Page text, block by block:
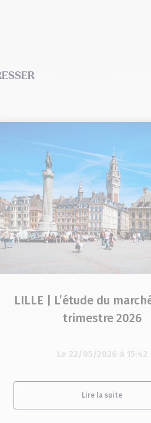
LILLE | L’étude du
trimestre 2026
Le 22/05/2026 à 15:42
Lire la suite